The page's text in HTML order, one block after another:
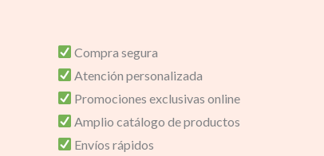
Compra segura
Atención personalizada
Promociones exclusivas online
Amplio catálogo de productos
Envíos rápidos